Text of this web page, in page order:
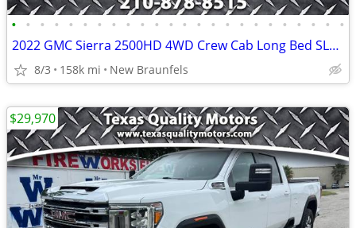
• • • • • • • • • • • • • • • • • • • • • • • •
2022 GMC Sierra 2500HD 4WD Crew Cab Long Bed SLE 6.6L Gas 20 Alloys
8/3 158k mi New Braunfels
$29,970